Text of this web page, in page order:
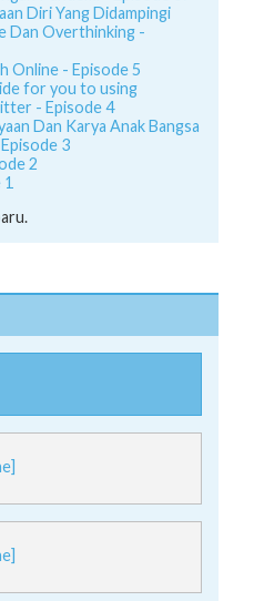
Diri Yang Didampingi
Dan Overthinking -
Online - Episode 5
for you to using
- Episode 4
Dan Karya Anak Bangsa
3
2